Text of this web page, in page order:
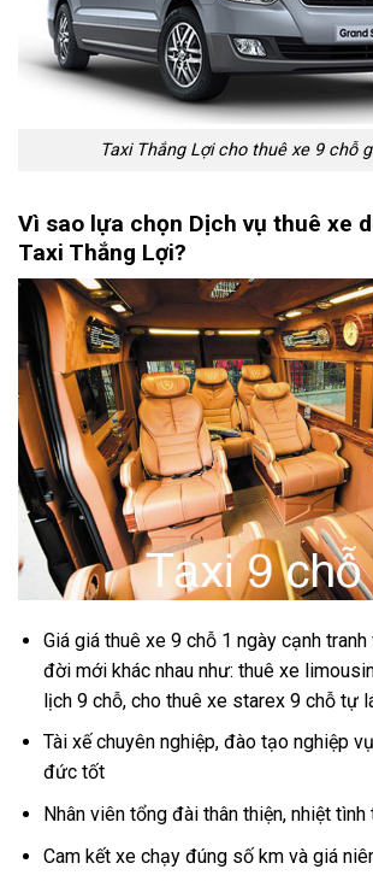
Taxi Thắng Lợi cho thuê xe 9 chỗ
Vì sao lựa chọn Dịch vụ thuê xe
Taxi Thắng Lợi?
Giá giá thuê xe 9 chỗ 1 ngày cạnh
đời mới khác nhau như: thuê xe
lịch 9 chỗ, cho thuê xe starex 9 chỗ tự
Tài xế chuyên nghiệp, đào tạo nghiệp
đức tốt
Nhân viên tổng đài thân thiện, nhiệt tình
Cam kết xe chạy đúng số km và giá